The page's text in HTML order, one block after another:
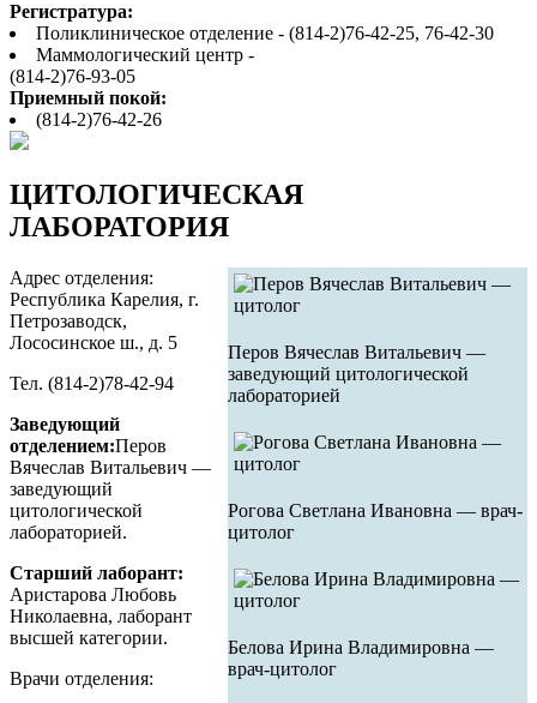
Регистратура:
Поликлиническое отделение - (814-2)76-42-25, 76-42-30
Маммологический центр -
(814-2)76-93-05
Приемный покой:
(814-2)76-42-26
ЦИТОЛОГИЧЕСКАЯ
ЛАБОРАТОРИЯ
Перов Вячеслав Витальевич —
заведующий цитологической
лабораторией
Рогова Светлана Ивановна — врач-
цитолог
Белова Ирина Владимировна —
врач-цитолог
Адрес отделения:
Республика Карелия, г.
Петрозаводск,
Лососинское ш., д. 5
Тел. (814-2)78-42-94
Заведующий
отделением:Перов
Вячеслав Витальевич —
заведующий
цитологической
лабораторией.
Старший лаборант:
Аристарова Любовь
Николаевна, лаборант
высшей категории.
Врачи отделения: